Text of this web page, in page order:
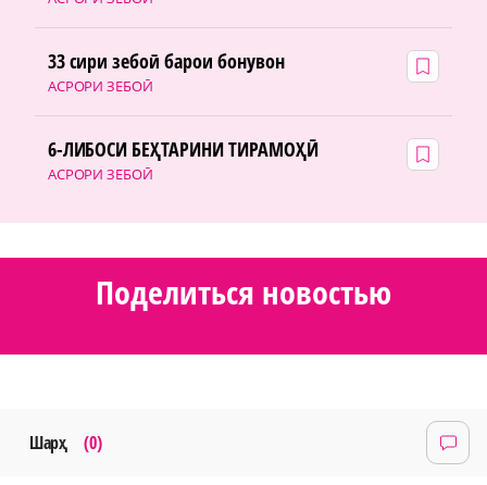
АСРОРИ ЗЕБОӢ
33 сири зебоӣ барои бонувон
АСРОРИ ЗЕБОӢ
6-ЛИБОСИ БЕҲТАРИНИ ТИРАМОҲӢ
Поделиться новостью
Шарҳ (0)